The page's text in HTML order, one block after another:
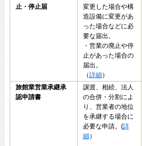
止・停止届
変更した場合や構
造設備に変更があ
った場合などに必
要な届出。
・営業の廃止や停
止があった場合の
届出。
（詳細 ）
旅館業営業承継承
認申請書
譲渡、相続、法人
の合併・分割によ
り、営業者の地位
を承継する場合に
必要な申請。(詳
細 ）